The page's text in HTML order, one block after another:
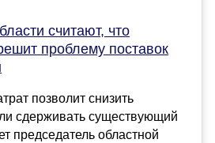
считают, что
проблему поставок
позволит снизить
сдерживать существующий
председатель областной